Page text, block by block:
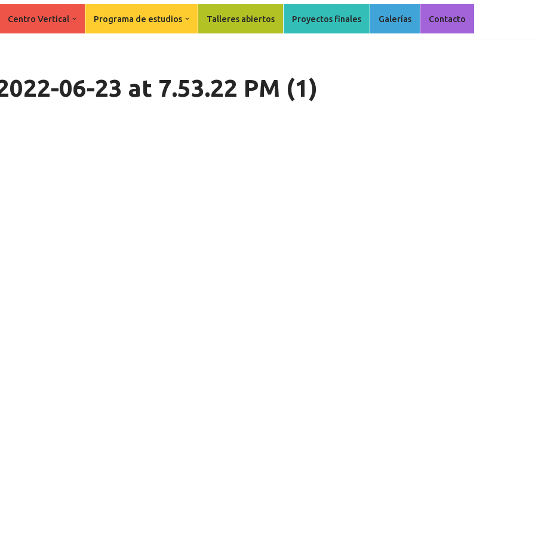
Centro Vertical Programa de estudios Talleres abiertos Proyectos finales Galerías Contacto
06-23 at 7.53.22 PM (1)